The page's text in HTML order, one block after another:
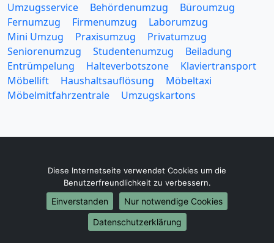
Umzugsservice Behördenumzug
Büroumzug
Fernumzug
Firmenumzug
Laborumzug
Mini Umzug
Praxisumzug
Privatumzug
Seniorenumzug
Studentenumzug
Beiladung
Entrümpelung
Halteverbotszone
Klaviertransport
Möbellift
Haushaltsauflösung
Möbeltaxi
Möbelmitfahrzentrale
Umzugskartons
Europa-Umzüge
Umzug von Bergisch Gladbach nach Belarus
Umzug von Bergisch Gladbach nach Belgien
Umzug von Bergisch Gladbach nach Bulgarien
Diese Internetseite verwendet Cookies um die
Benutzerfreundlichkeit zu verbessern.
Einverstanden
Nur notwendige Cookies
Datenschutzerklärung